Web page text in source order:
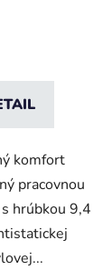
komfort
pracovnou
hrúbkou 9,4